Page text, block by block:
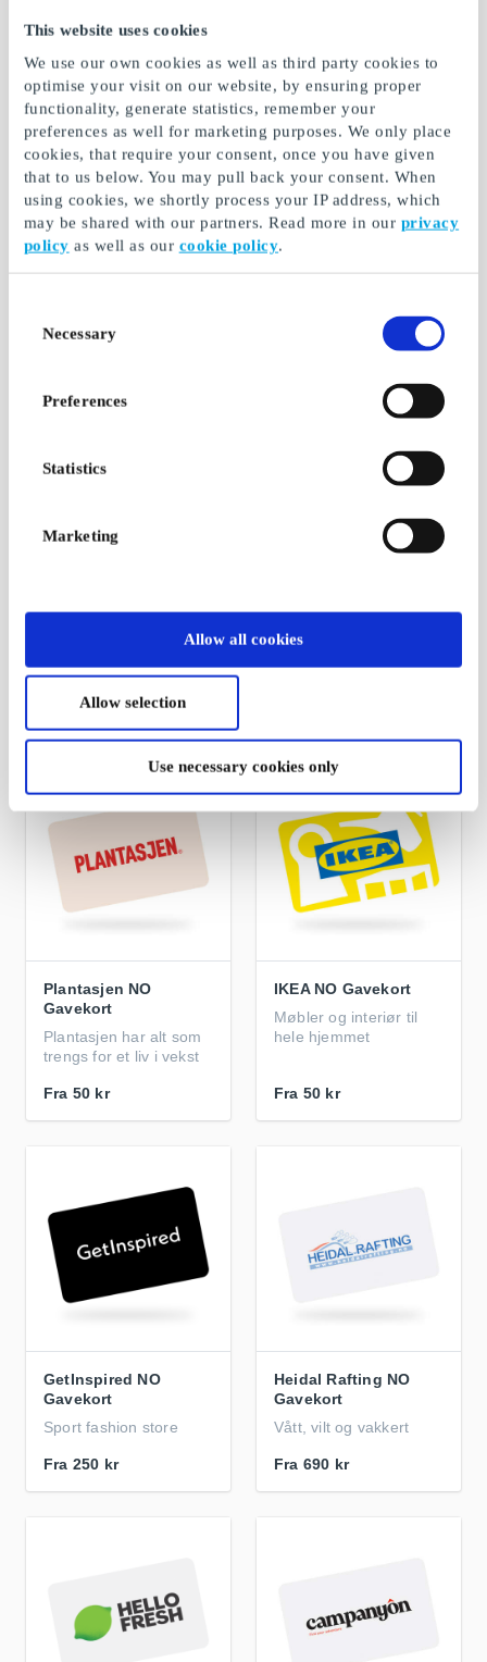
This website uses cookies
We use our own cookies as well as third party cookies to
optimise your visit on our website, by ensuring proper
functionality, generate statistics, remember your
preferences as well for marketing purposes. We only place
cookies, that require your consent, once you have given
that to us below. You may pull back your consent. When
using cookies, we shortly process your IP address, which
may be shared with our partners. Read more in our privacy
policy as well as our cookie policy.
Selection
Necessary
Preferences
Statistics
Marketing
Allow all cookies
Allow selection
Use necessary cookies only
Volt NO Gavekort
Kjøp et gavekort. Enkelt
å gi, hyggelig å få
Cubus NO Gavekort
En av Nordens største
kleskjeder
Gavekort
25 kr
med høy service og lav
pris
Plantasjen NO
Gavekort
Plantasjen har alt som
trengs for et liv i vekst
Fra 50 kr
IKEA NO Gavekort
Møbler og interiør til
hele hjemmet
Fra 50 kr
GetInspired NO
Gavekort
Sport fashion store
Fra 250 kr
Heidal Rafting NO
Gavekort
Vått, vilt og vakkert
Fra 690 kr